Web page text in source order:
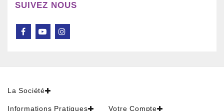
SUIVEZ NOUS
La Société
Informations Pratiques Votre Compte